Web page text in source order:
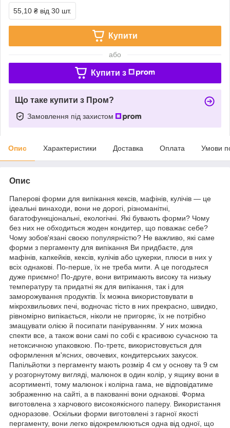
55,10 ₴ від 30 шт.
Купити
або
Купити з
Що таке купити з Пром?
Замовлення під захистом
Опис Характеристики Доставка Оплата Умови
Опис
Паперові форми для випікання кексів, мафінів, кулічів — це
ідеальні винаходи, вони не дорогі, різноманітні,
багатофункціональні, екологічні. Які бувають форми? Чому
без них не обходиться жоден кондитер, що поважає себе?
Чому зобов'язані своєю популярністю? Не важливо, які саме
форми з пергаменту для випікання Ви придбаєте, для
мафінів, капкейків, кексів, кулічів або цукерки, плюси в них у
всіх однакові. По-перше, їх не треба мити. А це погодьтеся
дуже приємно! По-друге, вони витримають високу та низьку
температуру та придатні як для випікання, так і для
заморожування продуктів. Їх можна використовувати в
мікрохвильових печі, водночас тісто в них прекрасно, швидко,
рівномірно випікається, ніколи не пригоряє, їх не потрібно
змащувати олією й посипати паніруванням. У них можна
спекти все, а також вони самі по собі є красивою сучасною та
нетоксичною упаковкою. По-третє, використовується для
оформлення м'ясних, овочевих, кондитерських закусок.
Папільйотки з пергаменту мають розмір 4 см у основу та 9 см
у розгорнутому вигляді, малюнок в один колір, у ящику вони в
асортименті, тому малюнок і колірна гама, не відповідатиме
зображенню на сайті, а в пакованні вони однакові. Форма
виготовлена з харчового високоякісного паперу. Використання
одноразове. Оскільки форми виготовлені з гарної якості
пергаменту, вони легко відокремлюються одна від одної, що